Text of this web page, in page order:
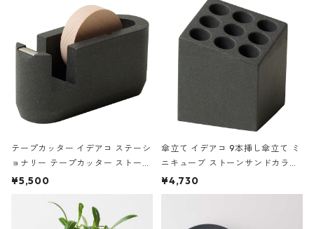
テープカッター イデアコ ステーシ
ョナリー テープカッター ストーン
サンドカラー 石調 ideaco Station
¥5,500
傘立て イデアコ 9本挿し傘立て ミ
ニキューブ ストーンサンドカラー
石調 ideaco Umbrella Stand CUB
E ストーンサンドブラック
¥4,730